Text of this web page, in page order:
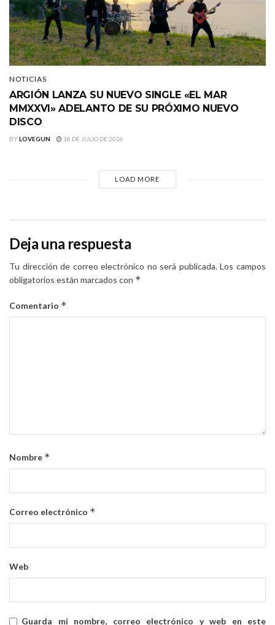
NOTICIAS
ARGIÓN LANZA SU NUEVO SINGLE «EL MAR
MMXXVI» ADELANTO DE SU PRÓXIMO NUEVO
DISCO
BYLOVEGUN 18 DE JULIO DE 2026
LOAD MORE
Deja una respuesta
Tu dirección de correo electrónico no será publicada. Los campos
obligatorios están marcados con *
Comentario *
Nombre *
Correo electrónico *
Web
Guarda mi nombre, correo electrónico y web en este